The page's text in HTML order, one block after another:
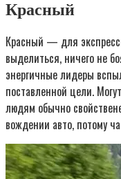
Красный
Красный — для
выделиться, ничего не
энергичные лидеры
поставленной цели.
людям обычно
вождении авто, потому